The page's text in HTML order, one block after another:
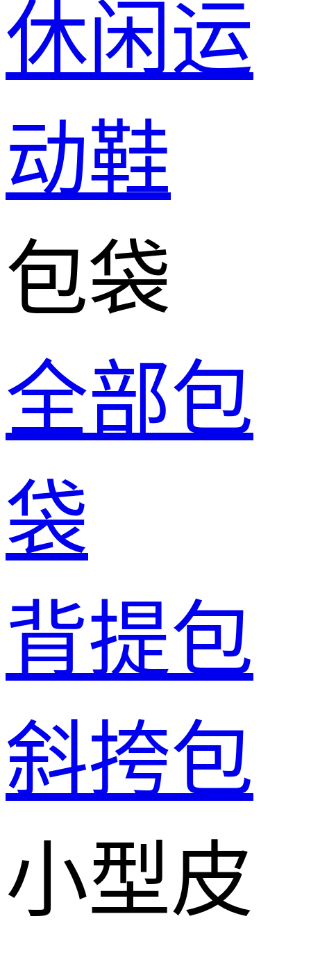
休闲运
动鞋
包袋
全部包
袋
背提包
斜挎包
小型皮